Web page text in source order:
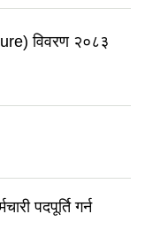
विवरण २०८३
पदपूर्ति गर्न